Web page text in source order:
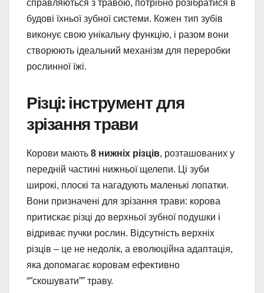
справляються з травою, потрібно розібратися в
будові їхньої зубної системи. Кожен тип зубів
виконує свою унікальну функцію, і разом вони
створюють ідеальний механізм для переробки
рослинної їжі.
Різці: інструмент для
зрізання трави
Корови мають 8 нижніх різців, розташованих у
передній частині нижньої щелепи. Ці зуби
широкі, плоскі та нагадують маленькі лопатки.
Вони призначені для зрізання трави: корова
притискає різці до верхньої зубної подушки і
відриває пучки рослин. Відсутність верхніх
різців – це не недолік, а еволюційна адаптація,
яка допомагає коровам ефективно
“”скошувати”” траву.